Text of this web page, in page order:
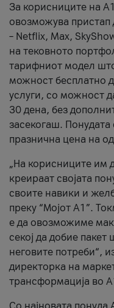
За корисниците на
овозможува пристап
– Netflix, Max,
на тековното
тарифниот модел
можност бесплатно
услуги, со можност
30 дена, без
засекогаш.
празнична цена на
„На корисниците им
креираат својата
своите навики и
преку “Мојот А1”.
е да овозможиме
секој да добие
неговите потреби“,
директорка на
трансформација во